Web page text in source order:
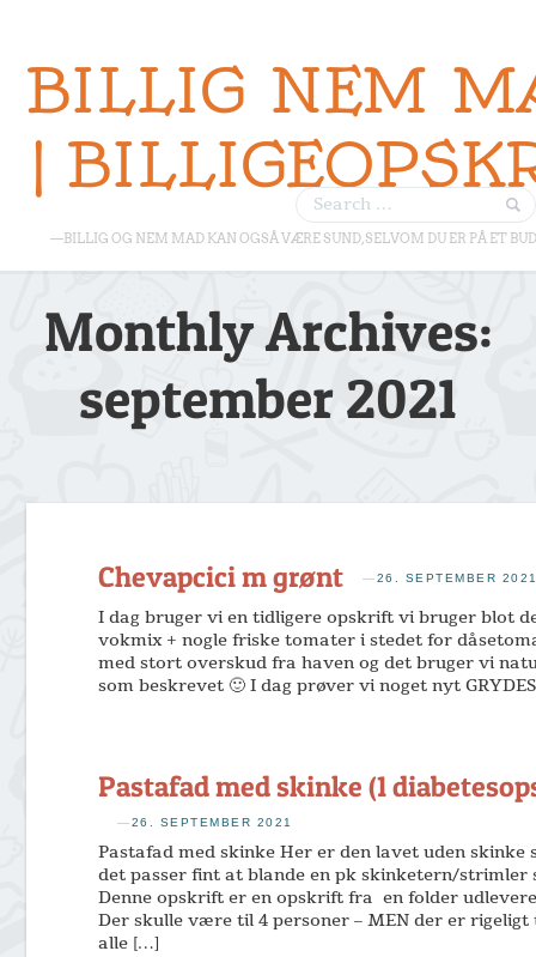
BILLIG NEM
|
—BILLIG OG NEM MAD KAN OGSÅ VÆRE SUND, SELVOM DU ER PÅ ET
Monthly Archives:
september 2021
Chevapcici m grønt —26. SEPTEMBER
I dag bruger vi en tidligere opskrift vi bruger blot
vokmix + nogle friske tomater i stedet for
med stort overskud fra haven og det bruger vi
som beskrevet 🙂 I dag prøver vi noget nyt
Pastafad med skinke (1
—26. SEPTEMBER 2021
Pastafad med skinke Her er den lavet uden skinke
det passer fint at blande en pk skinketern/
Denne opskrift er en opskrift fra en folder
Der skulle være til 4 personer – MEN der er
alle […]